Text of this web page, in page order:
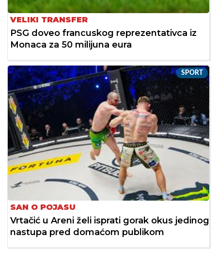
VELIKI TRANSFER
PSG doveo francuskog reprezentativca iz
Monaca za 50 milijuna eura
SPORT
SAN O POJASU
Vrtačić u Areni želi isprati gorak okus jedinog
nastupa pred domaćom publikom